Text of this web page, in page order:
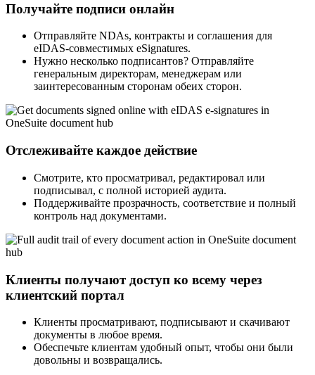
Получайте подписи онлайн
Отправляйте NDAs, контракты и соглашения для
eIDAS-совместимых eSignatures.
Нужно несколько подписантов? Отправляйте
генеральным директорам, менеджерам или
заинтересованным сторонам обеих сторон.
Отслеживайте каждое действие
Смотрите, кто просматривал, редактировал или
подписывал, с полной историей аудита.
Поддерживайте прозрачность, соответствие и полный
контроль над документами.
Клиенты получают доступ ко всему через
клиентский портал
Клиенты просматривают, подписывают и скачивают
документы в любое время.
Обеспечьте клиентам удобный опыт, чтобы они были
довольны и возвращались.